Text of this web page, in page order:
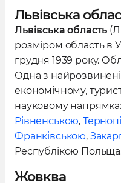
розквіту.
Замок
Чотирикутний у
оточений ровом із
й з боку міста,
від ворожих
вигляд не
колон, арок,
доходив у ширині
замок просів у
Львівська
Львівська область
розміром область в
грудня 1939 року.
Одна з
економічному,
науковому
Рівненською,
Франківською,
Республікою
Жовква